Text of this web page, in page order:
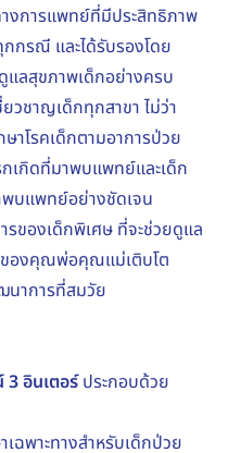
างการแพทย์ที่มีประสิทธิภาพ
กรณี และได้รับรองโดย
แลสุขภาพเด็กอย่างครบ
วชาญเด็กทุกสาขา ไม่ว่า
าโรคเด็กตามอาการป่วย
เกิดที่มาพบแพทย์และเด็ก
บแพทย์อย่างชัดเจน
ของเด็กพิเศษ ที่จะช่วยดูแล
ของคุณพ่อคุณแม่เติบโต
นาการที่สมวัย
3 อินเตอร์ประกอบด้วย
เฉพาะทางสำหรับเด็กป่วย